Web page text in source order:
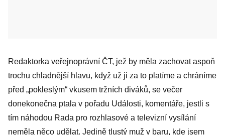
Redaktorka veřejnoprávní ČT, jež by měla zachovat aspoň
trochu chladnější hlavu, když už ji za to platíme a chráníme
před „pokleslým“ vkusem tržních diváků, se večer
donekonečna ptala v pořadu Události, komentáře, jestli s
tím náhodou Rada pro rozhlasové a televizní vysílání
neměla něco udělat. Jedině tlustý muž v baru, kde jsem